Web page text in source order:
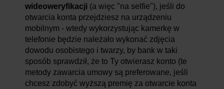
wideoweryfikacji (a więc "na selfie"), jeśli do
otwarcia konta przejdziesz na urządzeniu
mobilnym - wtedy wykorzystując kamerkę w
telefonie będzie należało wykonać zdjęcia
dowodu osobistego i twarzy, by bank w taki
sposób sprawdził, że to Ty otwierasz konto (te
metody zawarcia umowy są preferowane, jeśli
chcesz zdobyć wyższą premię za otwarcie konta